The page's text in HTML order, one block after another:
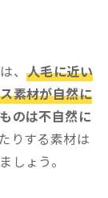
、 人毛に近い
素材が自然に
のは不自然に
りする素材は
しょう。